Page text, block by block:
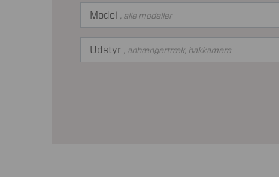
Model , alle modeller
Udstyr , anhængertræk, bakkamera